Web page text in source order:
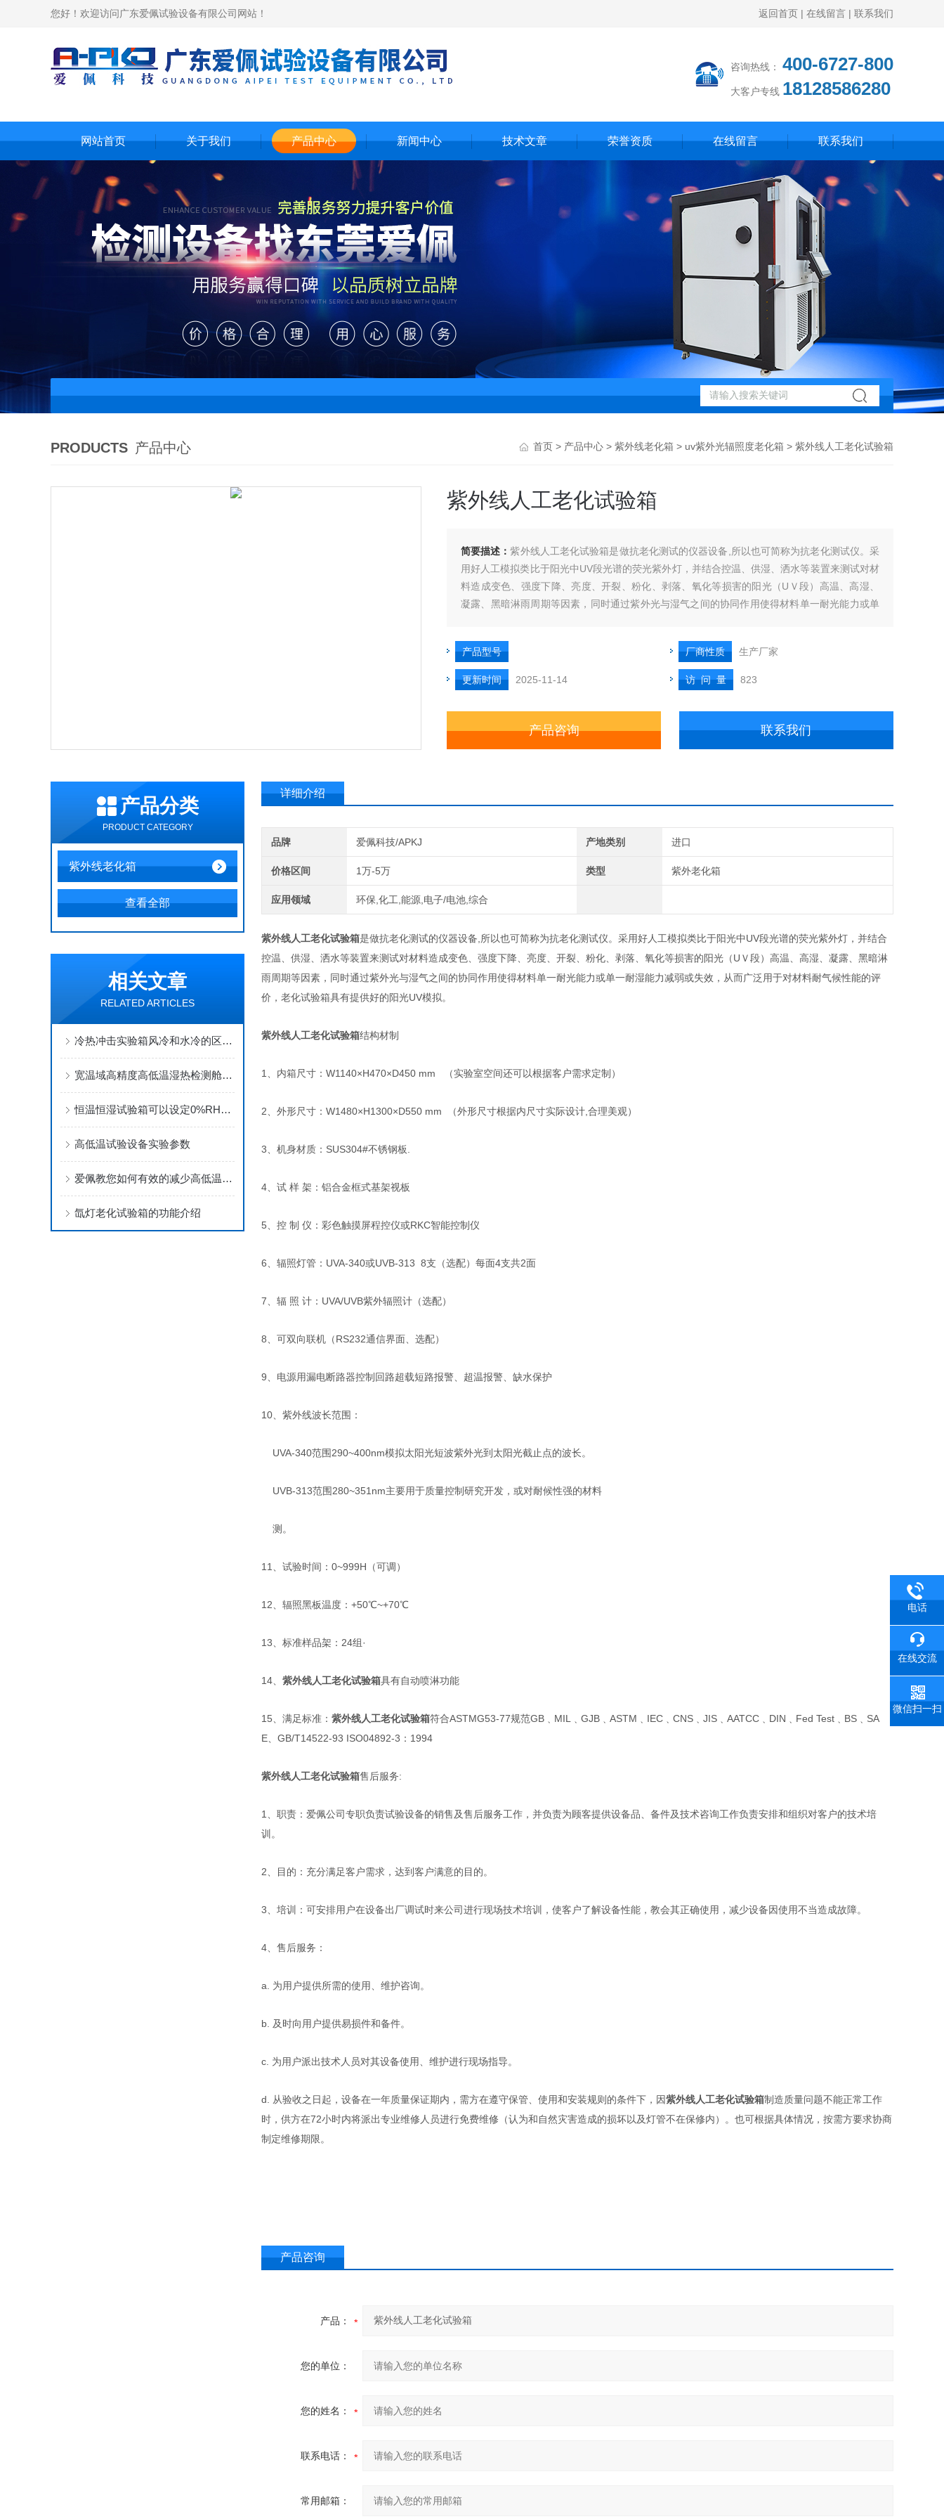
您好！欢迎访问广东爱佩试验设备有限公司网站！ 返回首页 | 在线留言 | 联系我们
咨询热线： 400-6727-800
大客户专线 18128586280
网站首页 关于我们 产品中心 新闻中心 技术文章 荣誉资质 在线留言 联系我们
PRODUCTS 产品中心 首页 > 产品中心 > 紫外线老化箱 > uv紫外光辐照度老化箱 > 紫外线人工老化试验箱
紫外线人工老化试验箱
简要描述：紫外线人工老化试验箱是做抗老化测试的仪器设备,所以也可简称为抗老化测试仪。采
用好人工模拟类比于阳光中UV段光谱的荧光紫外灯，并结合控温、供湿、洒水等装置来测试对材
料造成变色、强度下降、亮度、开裂、粉化、剥落、氧化等损害的阳光（UＶ段）高温、高湿、
凝露、黑暗淋雨周期等因素，同时通过紫外光与湿气之间的协同作用使得材料单一耐光能力或单
产品型号 厂商性质 生产厂家
更新时间 2025-11-14 访 问 量 823
产品咨询 联系我们
产品分类
PRODUCT CATEGORY
紫外线老化箱
查看全部
相关文章
RELATED ARTICLES
冷热冲击实验箱风冷和水冷的区别？
宽温域高精度高低温湿热检测舱 温湿度循环老化设备
恒温恒湿试验箱可以设定0%RH的湿度做测试吗？
高低温试验设备实验参数
爱佩教您如何有效的减少高低温交变湿热试验箱的问题上
氙灯老化试验箱的功能介绍
详细介绍
品牌 爱佩科技/APKJ 产地类别 进口
价格区间 1万-5万 类型 紫外老化箱
应用领域 环保,化工,能源,电子/电池,综合
紫外线人工老化试验箱是做抗老化测试的仪器设备 所以也可简称为抗老化测试仪。采用好人工模拟类比于阳光中UV段光谱的荧光紫外灯，并结合
控温、供湿、洒水等装置来测试对材料造成变色、强度下降、亮度、开裂、粉化、剥落、氧化等损害的阳光（U Ｖ段）高温、高湿、凝露、黑暗淋
雨周期等因素，同时通过紫外光与湿气之间的协同作用使得材料单一耐光能力或单一耐湿能力减弱或失效，从而广泛用于对材料耐气候性能的评
价，老化试验箱具有提供好的阳光UV模拟。
紫外线人工老化试验箱结构材制
1 、内箱尺寸： W1140×H470×D450 mm （实验室空间还可以根据客户需求定制）
2 、外形尺寸： W1480×H1300×D550 mm （外形尺寸根据内尺寸实际设计 合理美观）
3 、机身材质： SUS304#不锈钢板
4 、试 样 架：铝合金框式基架视板
5 、控 制 仪：彩色触摸屏程控仪或RKC智能控制仪
6 、辐照灯管： UVA-340或UVB-313 8支（选配）每面4支共2面
7 、辐 照 计： UVA/UVB紫外辐照计（选配）
8 、可双向联机（RS232通信界面、选配）
9 、电源用漏电断路器控制回路超载短路报警、超温报警、缺水保护
10 、紫外线波长范围：
UVA-340范围290~400nm模拟太阳光短波紫外光到太阳光截止点的波长。
UVB-313范围280~351nm主要用于质量控制研究开发，或对耐候性强的材料
测。
11 、试验时间： 0~999H （可调）
12 、辐照黑板温度： +50℃~+70℃
13 、标准样品架： 24组·
14 紫外线人工老化试验箱具有自动喷淋功能
15 、满足标准： 紫外线人工老化试验箱符合ASTMG53-77规范GB MIL GJB ASTM IEC CNS JIS AATCC DIN Fed Test BS
SA
E
GB/T14522-93 ISO04892-3 ： 1994
紫外线人工老化试验箱售后服务:
1
、职责：爱佩公司专职负责试验设备的销售及售后服务工作，并负责为顾客提供设备品、备件及技术咨询工作负责安排和组织对客户的技术培
训。
2 、目的：充分满足客户需求，达到客户满意的目的。
3 、培训：可安排用户在设备出厂调试时来公司进行现场技术培训，使客户了解设备性能，教会其正确使用，减少设备因使用不当造成故障。
4 、售后服务：
a. 为用户提供所需的使用、维护咨询。
b. 及时向用户提供易损件和备件。
c. 为用户派出技术人员对其设备使用、维护进行现场指导。
d. 从验收之日起，设备在一年质量保证期内，需方在遵守保管、使用和安装规则的条件下，因紫外线人工老化试验箱制造质量问题不能正常工作
时，供方在72小时内将派出专业维修人员进行免费维修（认为和自然灾害造成的损坏以及灯管不在保修内）。也可根据具体情况，按需方要求协商
制定维修期限。
产品咨询
产品：
您的单位：
您的姓名：
联系电话：
常用邮箱：
电话
在线交流
微信扫一扫